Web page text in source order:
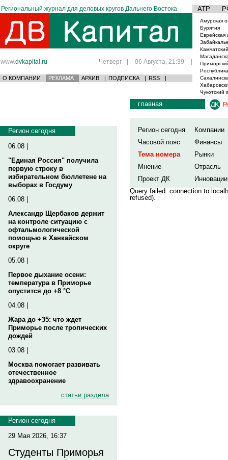
Региональный журнал для деловых кругов Дальнего Востока АТР
www.dvkapital.ru Четверг | 06 Августа, 21:39 |
О КОМПАНИИ РЕКЛАМА АРХИВ | ПОДПИСКА | RSS |
Амурская
Бурятия
Еврейская
Чукотский
Регион сегодня
06.08 |
"Единая Россия" получила
первую строку в
избирательном бюллетене на
выборах в Госдуму
06.08 |
Александр Щербаков держит
на контроле ситуацию с
офтальмологической
помощью в Ханкайском
округе
05.08 |
Первое дыхание осени:
температура в Приморье
опустится до +8 °C
04.08 |
Жара до +35: что ждет
Приморье после тропических
дождей
03.08 |
Москва помогает развивать
отечественное
здравоохранение
статьи раздела
Регион сегодня
29 Мая 2026, 16:37
Студенты Приморья
главная
Регион сегодня
Компании
Часовой пояс
Финансы
Тема номера
Рынки
Мнение
Отрасль
Проект ДК
Инновации
Query failed: connection to
refused).